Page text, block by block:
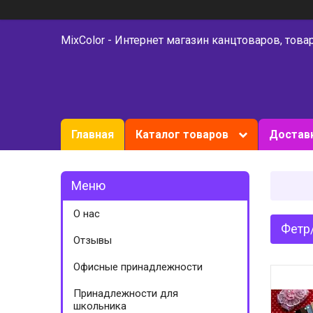
MixColor - Интернет магазин канцтоваров,
Главная Каталог товаров
О нас
Отзывы
Офисные принадлежности
Принадлежности для
школьника